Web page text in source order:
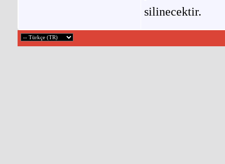
silinecektir.